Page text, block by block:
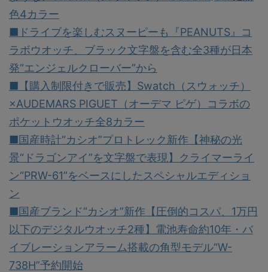
色4カラー
■ドライブを楽しむスヌーピーも『PEANUTS』コ
ラボウオッチ、ブラック文字盤を含む全3種が日本
発“エンジェルクローバー”から
■【購入制限付きで販売】Swatch（スウォッチ）
×AUDEMARS PIGUET（オーデマ ピゲ）コラボの
ポケットウオッチ全8カラー
■国産時計“カシオ”プロトレック新作【神秘の光
景“ドラゴンアイ”を文字盤で表現】クライマーライ
ン“PRW-61”をベースにしたスペシャルエディショ
ン
■国産ブランド“カシオ”新作【圧倒的コスパ、1万円
以下のデジタルウオッチ2種】電池寿命約10年・バ
イブレーションアラーム搭載の角型モデル“W-
738H”予約開始